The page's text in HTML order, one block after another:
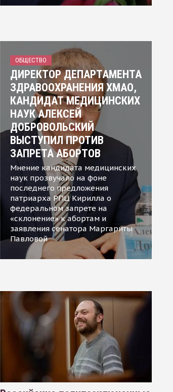
ОБЩЕСТВО
ДИРЕКТОР ДЕПАРТАМЕНТА
ЗДРАВООХРАНЕНИЯ ХМАО,
КАНДИДАТ МЕДИЦИНСКИХ
НАУК АЛЕКСЕЙ
ДОБРОВОЛЬСКИЙ
ВЫСТУПИЛ ПРОТИВ
ЗАПРЕТА АБОРТОВ
Мнение кандидата медицинских
наук прозвучало на фоне
последнего предложения
патриарха РПЦ Кирилла о
федеральном запрете на
«склонение» к абортам и
заявления сенатора Маргариты
Павловой